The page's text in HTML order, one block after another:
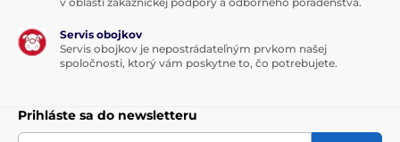
Servis obojkov
Servis obojkov je nepostrádateľným prvkom našej
spoločnosti, ktorý vám poskytne to, čo potrebujete.
Prihláste sa do newsletteru